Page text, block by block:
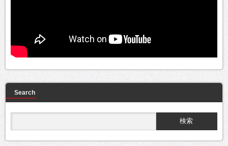
Search